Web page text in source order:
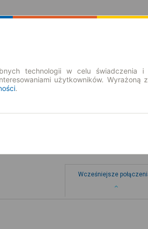
Wcześniejsze
technologii w celu świadczenia i
użytkowników.
.